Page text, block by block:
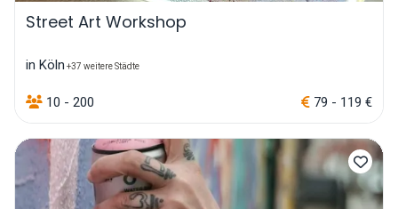
Street Art Workshop
in Köln +37 weitere Städte
10 - 200 79 - 119 €